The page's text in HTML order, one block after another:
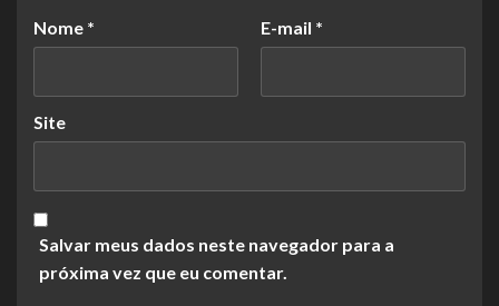
Nome * E-mail *
Site
Salvar meus dados neste navegador para a
próxima vez que eu comentar.